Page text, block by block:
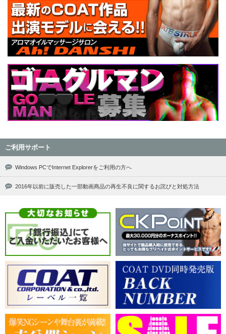
ご利用サポート
Windows PCでInternet Explorerをご利用の方へ
2016年以前に販売した一部動画商品の再生不良に関するお詫びと対処方法